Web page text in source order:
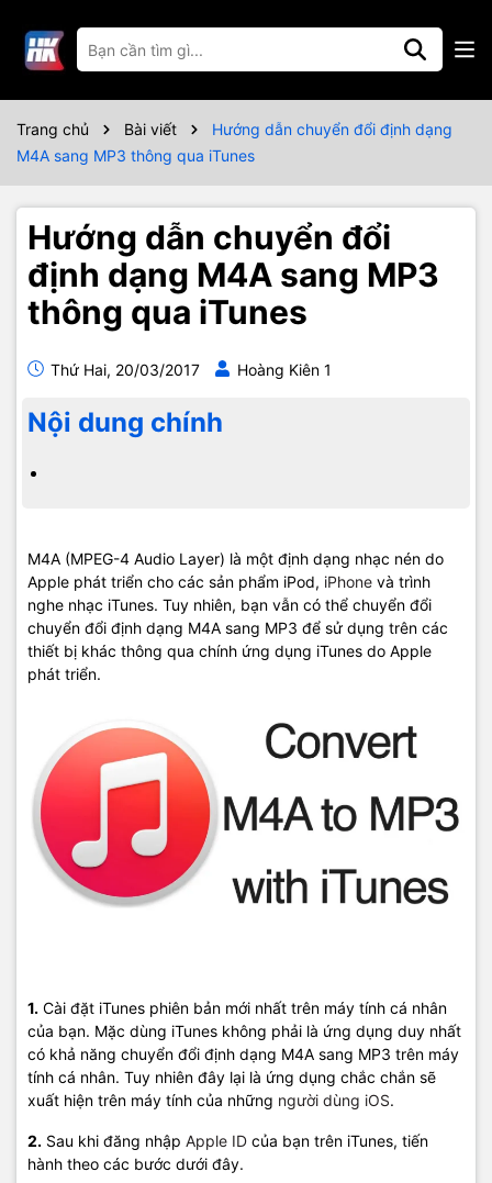
Trang chủ Bài viết
Hướng dẫn chuyển đổi định dạng
M4A sang MP3 thông qua iTunes
Hướng dẫn chuyển đổi
định dạng M4A sang MP3
thông qua iTunes
Thứ Hai, 20/03/2017 Hoàng Kiên 1
Nội dung chính
M4A (MPEG-4 Audio Layer) là một định dạng nhạc nén do
Apple phát triển cho các sản phẩm iPod, iPhone và trình
nghe nhạc iTunes. Tuy nhiên, bạn vẫn có thể chuyển đổi
chuyển đổi định dạng M4A sang MP3 để sử dụng trên các
thiết bị khác thông qua chính ứng dụng iTunes do Apple
phát triển.
1. Cài đặt iTunes phiên bản mới nhất trên máy tính cá nhân
của bạn. Mặc dùng iTunes không phải là ứng dụng duy nhất
có khả năng chuyển đổi định dạng M4A sang MP3 trên máy
tính cá nhân. Tuy nhiên đây lại là ứng dụng chắc chắn sẽ
xuất hiện trên máy tính của những người dùng iOS.
2. Sau khi đăng nhập Apple ID của bạn trên iTunes, tiến
hành theo các bước dưới đây.